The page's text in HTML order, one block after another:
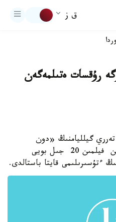
ق ز
رۇقسات ەتىلمەگەن
گيلليامنىڭ «دون
كيحوتتى ولتىرگەن ادام» اتالاتىن فيلمىن 20 جىل بويى
ءتۇسىرىلىمى قايتا باستالدى.